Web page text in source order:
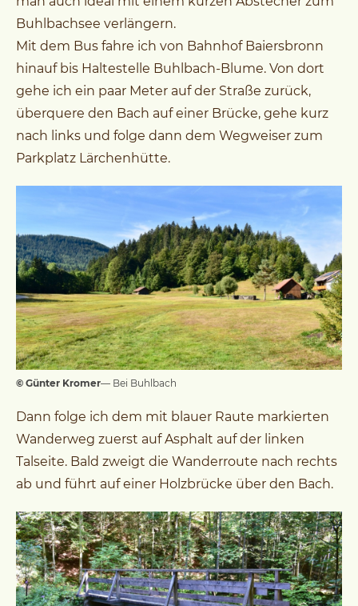
Buhlbachsee verlängern.
Mit dem Bus fahre ich von Bahnhof Baiersbronn
hinauf bis Haltestelle Buhlbach-Blume. Von dort
gehe ich ein paar Meter auf der Straße zurück,
überquere den Bach auf einer Brücke, gehe kurz
nach links und folge dann dem Wegweiser zum
Parkplatz Lärchenhütte.
© Günter Kromer— Bei Buhlbach
Dann folge ich dem mit blauer Raute markierten
Wanderweg zuerst auf Asphalt auf der linken
Talseite. Bald zweigt die Wanderroute nach rechts
ab und führt auf einer Holzbrücke über den Bach.